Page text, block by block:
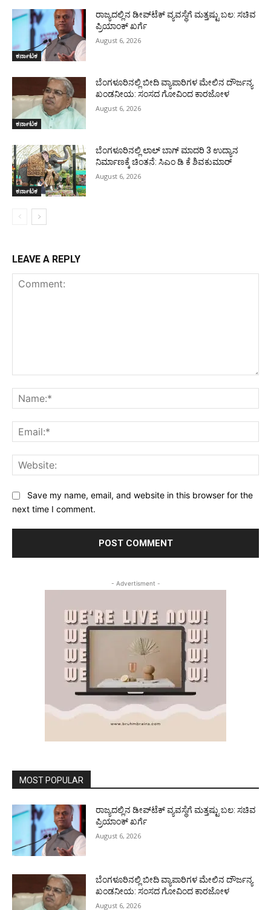
ಕರ್ನಾಟಕ
ರಾಜ್ಯದಲ್ಲಿನ ಡೀಪ್‌ಟೆಕ್‌ ವ್ಯವಸ್ಥೆಗೆ ಮತ್ತಷ್ಟು ಬಲ: ಸಚಿವ
ಪ್ರಿಯಾಂಕ್ ಖರ್ಗೆ
August 6, 2026
ಕರ್ನಾಟಕ
ಬೆಂಗಳೂರಿನಲ್ಲಿ ಬೀದಿ ವ್ಯಾಪಾರಿಗಳ ಮೇಲಿನ ದೌರ್ಜನ್ಯ
ಖಂಡನೀಯ: ಸಂಸದ ಗೋವಿಂದ ಕಾರಜೋಳ
August 6, 2026
ಕರ್ನಾಟಕ
ಬೆಂಗಳೂರಿನಲ್ಲಿ ಲಾಲ್ ಬಾಗ್ ಮಾದರಿ 3 ಉದ್ಯಾನ
ನಿರ್ಮಾಣಕ್ಕೆ ಚಿಂತನೆ: ಸಿಎಂ ಡಿ ಕೆ ಶಿವಕುಮಾರ್
August 6, 2026
LEAVE A REPLY
Save my name, email, and website in this browser for the
next time I comment.
- Advertisment -
MOST POPULAR
ರಾಜ್ಯದಲ್ಲಿನ ಡೀಪ್‌ಟೆಕ್‌ ವ್ಯವಸ್ಥೆಗೆ ಮತ್ತಷ್ಟು ಬಲ: ಸಚಿವ
ಪ್ರಿಯಾಂಕ್ ಖರ್ಗೆ
August 6, 2026
ಬೆಂಗಳೂರಿನಲ್ಲಿ ಬೀದಿ ವ್ಯಾಪಾರಿಗಳ ಮೇಲಿನ ದೌರ್ಜನ್ಯ
ಖಂಡನೀಯ: ಸಂಸದ ಗೋವಿಂದ ಕಾರಜೋಳ
August 6, 2026